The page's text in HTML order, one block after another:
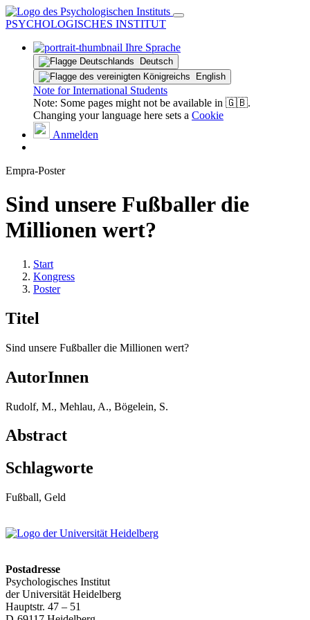
PSYCHOLOGISCHES INSTITUT
Ihre Sprache
Deutsch
English
Note for International Students
Note: Some pages might not be available in 🇬🇧.
Changing your language here sets a Cookie
Anmelden
Empra-Poster
Sind unsere Fußballer die
Millionen wert?
Start
Kongress
Poster
Titel
Sind unsere Fußballer die Millionen wert?
AutorInnen
Rudolf, M., Mehlau, A., Bögelein, S.
Abstract
Schlagworte
Fußball, Geld
Postadresse
Psychologisches Institut
der Universität Heidelberg
Hauptstr. 47 – 51